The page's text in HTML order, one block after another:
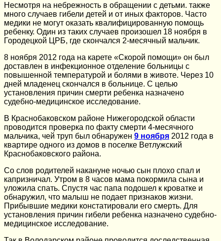
Несмотря на небрежность в обращении с детьми. также
много случаев гибели детей и от иных факторов. Часто
медики не могут оказать квалифицированную помощь
ребенку. Один из таких случаев произошел 18 ноября в
Городецкой ЦРБ, где скончался 2-месячный мальчик.
8 ноября 2012 года на карете «Скорой помощи» он был
доставлен в инфекционное отделение больницы с
повышенной температурой и болями в животе. Через 10
дней младенец скончался в больнице. С целью
установления причин смерти ребенка назначено
судебно-медицинское исследование.
В Краснобаковском районе Нижегородской области
проводится проверка по факту смерти 4-месячного
мальчика, чей труп был обнаружен 9 ноября 2012 года в
квартире одного из домов в поселке Ветлужский
Краснобаковского района.
Со слов родителей накануне ночью сын плохо спал и
капризничал. Утром в 8 часов мама покормила сына и
уложила спать. Спустя час папа подошел к кроватке и
обнаружил, что малыш не подает признаков жизни.
Прибывшие медики констатировали его смерть. Для
установления причин гибели ребенка назначено судебно-
медицинское исследование.